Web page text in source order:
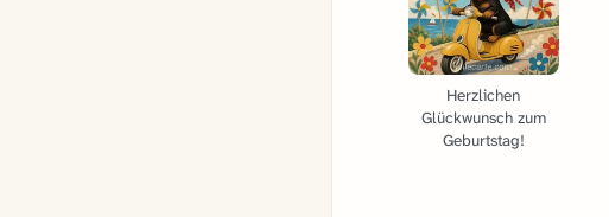
Herzlichen
Glückwunsch zum
Geburtstag!